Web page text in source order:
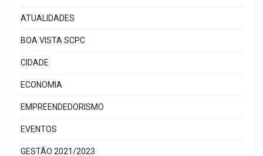
ATUALIDADES
BOA VISTA SCPC
CIDADE
ECONOMIA
EMPREENDEDORISMO
EVENTOS
GESTÃO 2021/2023